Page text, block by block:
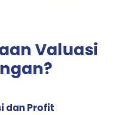
Valuasi
dan Profit